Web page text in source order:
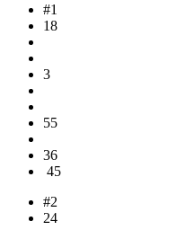
#1
18
3
55
36
45
#2
24